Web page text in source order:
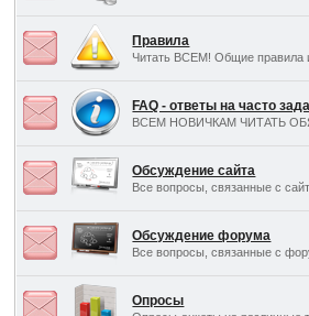
Правила
Читать ВСЕМ! Общие правила
FAQ - ответы на часто
ВСЕМ НОВИЧКАМ ЧИТАТЬ
Обсуждение сайта
Все вопросы, связанные с
Обсуждение форума
Все вопросы, связанные с
Опросы